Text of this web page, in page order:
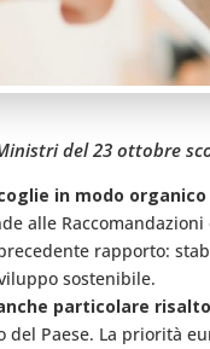
del 23 ottobre
in modo
alle
rapporto:
sostenibile.
particolare risalto
del Paese. La priorità